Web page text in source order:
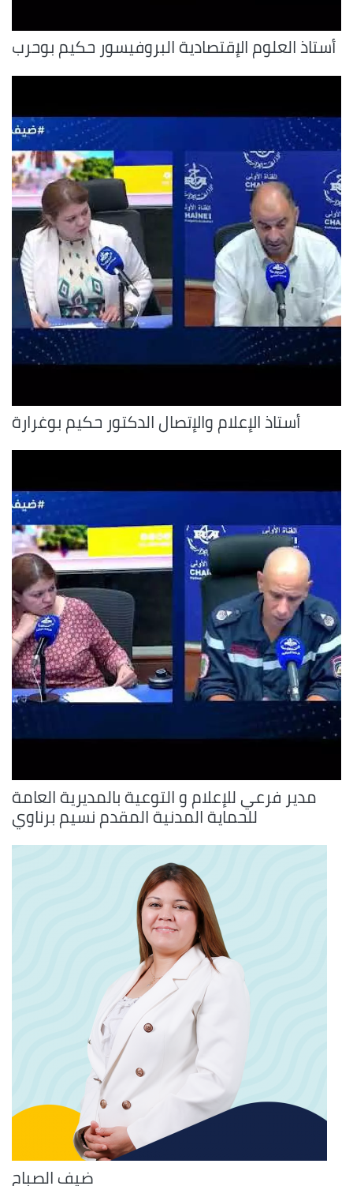
أستاذ العلوم الإقتصادية البروفيسور حكيم بوحرب
أستاذ الإعلام والإتصال الدكتور حكيم بوغرارة
مدير فرعي للإعلام و التوعية بالمديرية العامة
للحماية المدنية المقدم نسيم برناوي
ضيف الصباح